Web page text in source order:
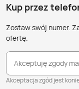
Kup przez
Zostaw swój numer.
ofertę.
Akceptuję zgody
Akceptacja zgód jest